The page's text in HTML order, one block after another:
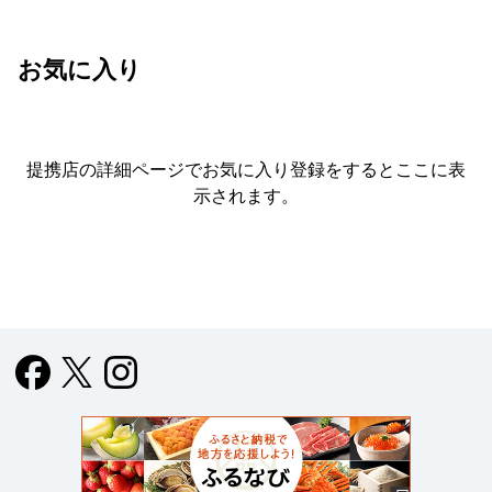
お気に入り
提携店の詳細ページでお気に入り登録をすると ここに表
示されます。